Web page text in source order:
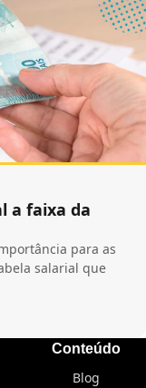
a faixa da
para as
salarial que
Conteúdo
Blog